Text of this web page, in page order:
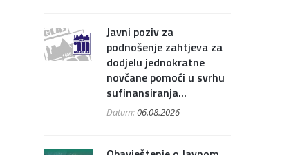
Javni poziv za
podnošenje zahtjeva za
dodjelu jednokratne
novčane pomoći u svrhu
sufinansiranja...
Datum:06.08.2026